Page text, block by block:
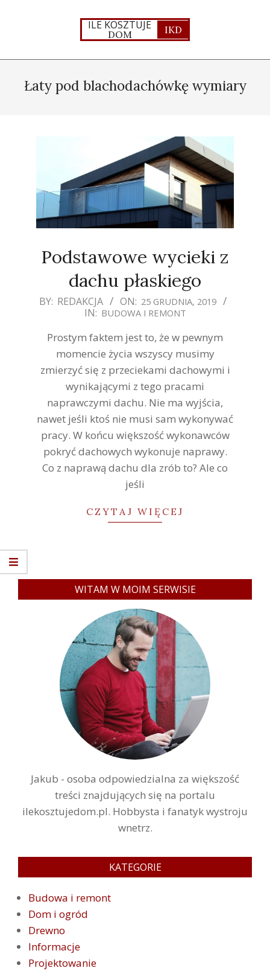
ILE KOSZTUJE
DOM IKD
NavigationŁaty pod blachodachówkę wymiary
Podstawowe wycieki z
dachu płaskiego
2019-
BY: REDAKCJA ON: 25 GRUDNIA, 2019
IN: BUDOWA I REMONT
Prostym faktem jest to, że w pewnym
momencie życia wszyscy musimy
zmierzyć się z przeciekami dachowymi i
wynikającymi z tego pracami
naprawczymi dachu. Nie ma wyjścia,
nawet jeśli ktoś nie musi sam wykonywać
pracy. W końcu większość wykonawców
pokryć dachowych wykonuje naprawy.
Co z naprawą dachu dla zrób to? Ale co
jeśli
CZYTAJ WIĘCEJ
WITAM W MOIM SERWISIE
Jakub - osoba odpowiedzialna za większość
treści znajdujących się na portalu
ilekosztujedom.pl. Hobbysta i fanatyk wystroju
wnetrz.
KATEGORIE
Budowa i remont
Dom i ogród
Drewno
Informacje
Projektowanie